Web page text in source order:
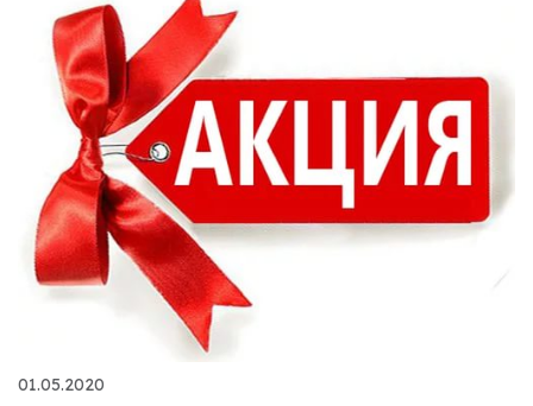
01.05.2020